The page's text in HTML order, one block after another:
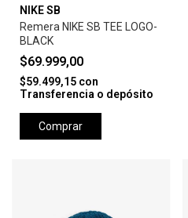
NIKE SB
Remera NIKE SB TEE LOGO-
BLACK
$69.999,00
$59.499,15 con
Transferencia o depósito
Comprar